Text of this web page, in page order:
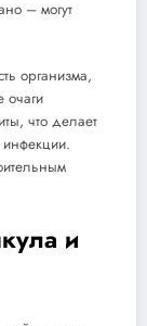
– могут
организма,
очаги
что делает
и